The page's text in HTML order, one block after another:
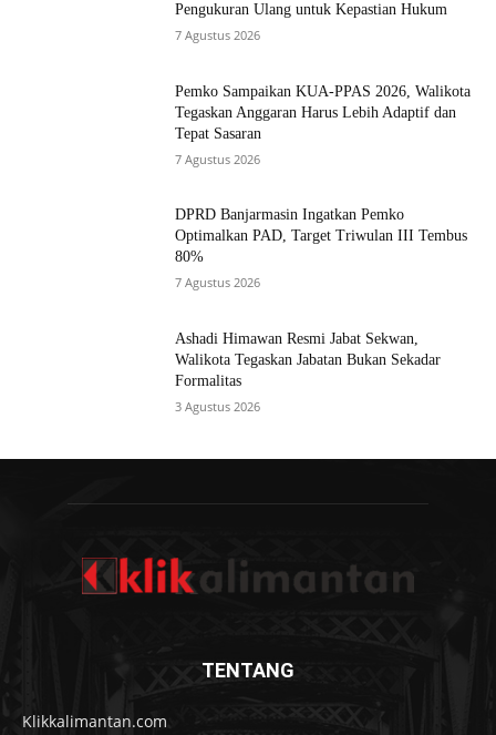
Pengukuran Ulang untuk Kepastian Hukum
7 Agustus 2026
Pemko Sampaikan KUA-PPAS 2026, Walikota
Tegaskan Anggaran Harus Lebih Adaptif dan
Tepat Sasaran
7 Agustus 2026
DPRD Banjarmasin Ingatkan Pemko
Optimalkan PAD, Target Triwulan III Tembus
80%
7 Agustus 2026
Ashadi Himawan Resmi Jabat Sekwan,
Walikota Tegaskan Jabatan Bukan Sekadar
Formalitas
3 Agustus 2026
TENTANG
Klikkalimantan.com